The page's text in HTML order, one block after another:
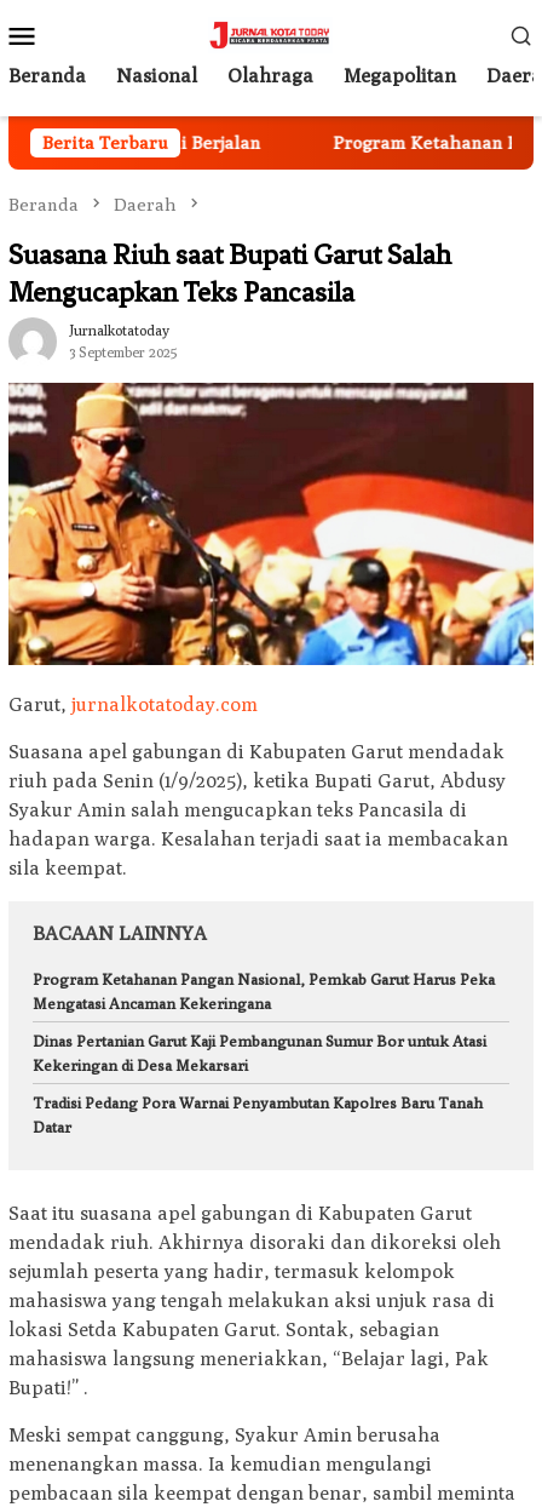
ke
kontenMobile
Beranda Nasional Olahraga Megapolitan
Berita Terbaru
Mulai Berjalan Program Ketahanan Pangan
Beranda Daerah
Suasana Riuh saat Bupati Garut Salah
Mengucapkan Teks Pancasila
Jurnalkotatoday
3 September 2025
Garut, jurnalkotatoday.com
Suasana apel gabungan di Kabupaten Garut mendadak
riuh pada Senin (1/9/2025), ketika Bupati Garut, Abdusy
Syakur Amin salah mengucapkan teks Pancasila di
hadapan warga. Kesalahan terjadi saat ia membacakan
sila keempat.
BACAAN LAINNYA
Program Ketahanan Pangan Nasional, Pemkab Garut Harus Peka
Mengatasi Ancaman Kekeringana
Dinas Pertanian Garut Kaji Pembangunan Sumur Bor untuk Atasi
Kekeringan di Desa Mekarsari
Tradisi Pedang Pora Warnai Penyambutan Kapolres Baru Tanah
Datar
Saat itu suasana apel gabungan di Kabupaten Garut
mendadak riuh. Akhirnya disoraki dan dikoreksi oleh
sejumlah peserta yang hadir, termasuk kelompok
mahasiswa yang tengah melakukan aksi unjuk rasa di
lokasi Setda Kabupaten Garut. Sontak, sebagian
mahasiswa langsung meneriakkan, “Belajar lagi, Pak
Bupati!” .
Meski sempat canggung, Syakur Amin berusaha
menenangkan massa. Ia kemudian mengulangi
pembacaan sila keempat dengan benar, sambil meminta